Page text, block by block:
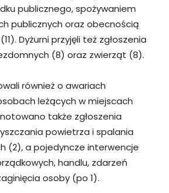
publicznego, spożywaniem
publicznych oraz obecnością
Dyżurni przyjęli też zgłoszenia
(8) oraz zwierząt (8).
również o awariach
leżących w miejscach
także zgłoszenia
powietrza i spalania
(2), a pojedyncze interwencje
handlu, zdarzeń
osoby (po 1).